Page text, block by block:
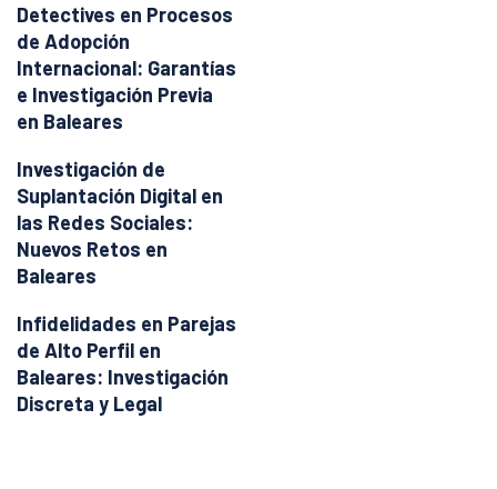
Detectives en Procesos
de Adopción
Internacional: Garantías
e Investigación Previa
en Baleares
Investigación de
Suplantación Digital en
las Redes Sociales:
Nuevos Retos en
Baleares
Infidelidades en Parejas
de Alto Perfil en
Baleares: Investigación
Discreta y Legal